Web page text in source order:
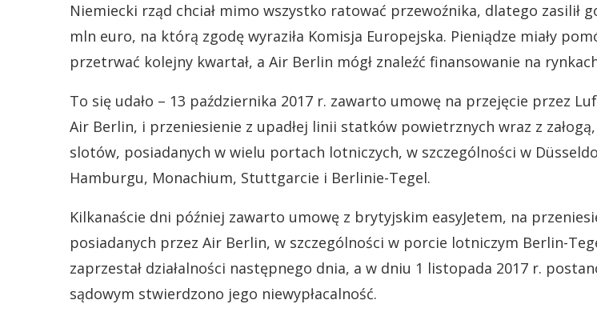
Niemiecki rząd chciał mimo wszystko ratować przewoźnika, dlatego zasilił
mln euro, na którą zgodę wyraziła Komisja Europejska. Pieniądze miały
przetrwać kolejny kwartał, a Air Berlin mógł znaleźć finansowanie na
To się udało – 13 października 2017 r. zawarto umowę na przejęcie przez
Air Berlin, i przeniesienie z upadłej linii statków powietrznych wraz z
slotów, posiadanych w wielu portach lotniczych, w szczególności w
Hamburgu, Monachium, Stuttgarcie i Berlinie-Tegel.
Kilkanaście dni później zawarto umowę z brytyjskim easyJetem, na
posiadanych przez Air Berlin, w szczególności w porcie lotniczym Berlin-
zaprzestał działalności następnego dnia, a w dniu 1 listopada 2017 r.
sądowym stwierdzono jego niewypłacalność.